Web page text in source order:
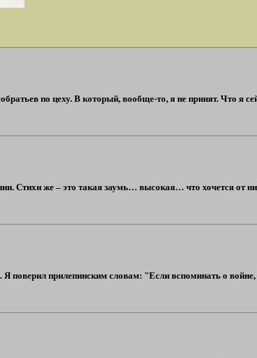
по цеху. В который, вообще-то, я не принят. Что я
Стихи же – это такая заумь… высокая… что хочется от
поверил прилепинским словам: "Если вспоминать о войне,